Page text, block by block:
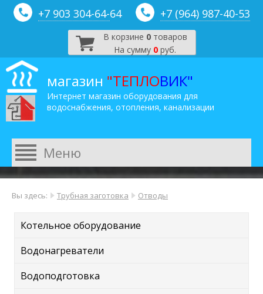
+7 903 304-64-64 +7 (964) 987-40-53
В корзине 0товаров
На сумму 0 руб.
магазин "ТЕПЛОВИК"
Интернет магазин оборудования для
водоснабжения, отопления, канализации
Вы здесь: Трубная заготовка Отводы
Котельное оборудование
Водонагреватели
Водоподготовка